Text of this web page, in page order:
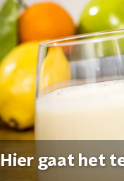
Hier gaat het